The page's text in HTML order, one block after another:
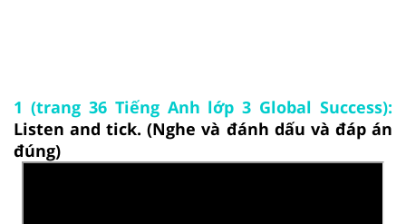
1 (trang 36 Tiếng Anh lớp 3 Global Success):
Listen and tick. (Nghe và đánh dấu và đáp án
đúng)